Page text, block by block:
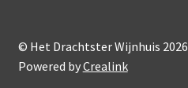
© Het Drachtster Wijnhuis 2026
Powered byCrealink